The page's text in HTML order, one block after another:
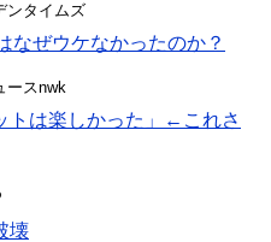
ンタイムズ
なぜウケなかったのか？
ースnwk
トは楽しかった」←これさ
壊